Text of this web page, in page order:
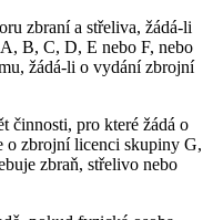
zbraní a střeliva, žádá-li
B, C, D, E nebo F, nebo
žádá-li o vydání zbrojní
činnosti, pro které žádá o
o zbrojní licenci skupiny G,
zbraň, střelivo nebo